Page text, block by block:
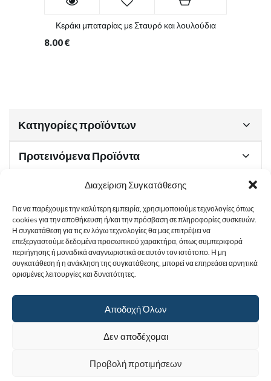
Διαχείριση Συγκατάθεσης
Για να παρέχουμε την καλύτερη εμπειρία, χρησιμοποιούμε τεχνολογίες όπως
cookies για την αποθήκευση ή/και την πρόσβαση σε πληροφορίες συσκευών.
Η συγκατάθεση για τις εν λόγω τεχνολογίες θα μας επιτρέψει να
επεξεργαστούμε δεδομένα προσωπικού χαρακτήρα, όπως συμπεριφορά
περιήγησης ή μοναδικά αναγνωριστικά σε αυτόν τον ιστότοπο. Η μη
συγκατάθεση ή η ανάκληση της συγκατάθεσης, μπορεί να επηρεάσει αρνητικά
ορισμένες λειτουργίες και δυνατότητες.
Αποδοχή Όλων
Δεν αποδέχομαι
Προβολή προτιμήσεων
Κεράκι μπαταρίας με Σταυρό και λουλούδια
8.00€
Κατηγορίες προϊόντων
Προτεινόμενα Προϊόντα
Χρήσιμα Έγγραφα
Sitemap
Στοιχεία Επικοινωνίας
Powered by |